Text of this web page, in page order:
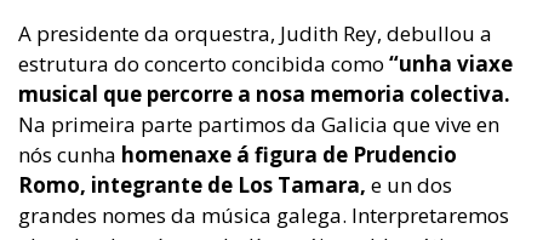
A presidente da orquestra, Judith Rey, debullou a
estrutura do concerto concibida como “unha viaxe
musical que percorre a nosa memoria colectiva.
Na primeira parte partimos da Galicia que vive en
nós cunha homenaxe á figura de Prudencio
Romo, integrante de Los Tamara, e un dos
grandes nomes da música galega. Interpretaremos